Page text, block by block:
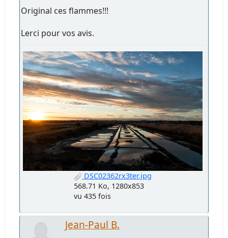
Original ces flammes!!!
Lerci pour vos avis.
DSC02362rx3ter.jpg
568.71 Ko, 1280x853
vu 435 fois
Jean-Paul B.